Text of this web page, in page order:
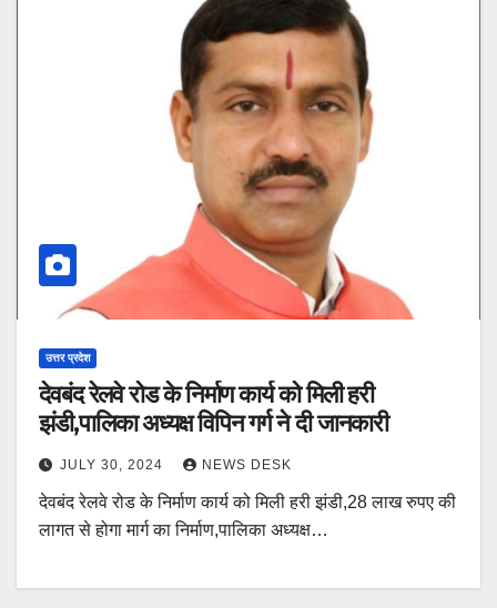
उत्तर प्रदेश
देवबंद रेलवे रोड के निर्माण कार्य को मिली हरी
झंडी,पालिका अध्यक्ष विपिन गर्ग ने दी जानकारी
JULY 30, 2024 NEWS DESK
देवबंद रेलवे रोड के निर्माण कार्य को मिली हरी झंडी,28 लाख रुपए की
लागत से होगा मार्ग का निर्माण,पालिका अध्यक्ष…